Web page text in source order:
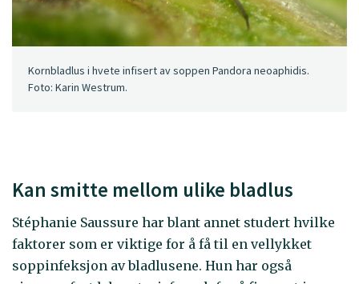
Kornbladlus i hvete infisert av soppen Pandora neoaphidis.
Foto: Karin Westrum.
Kan smitte mellom ulike bladlus
Stéphanie Saussure har blant annet studert hvilke
faktorer som er viktige for å få til en vellykket
soppinfeksjon av bladlusene. Hun har også